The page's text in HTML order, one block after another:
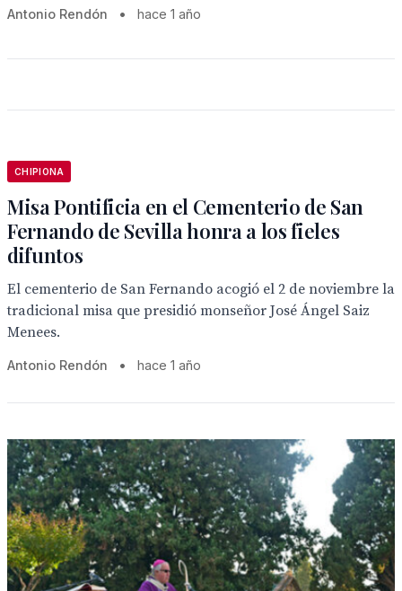
Antonio Rendón • hace 1 año
CHIPIONA
Misa Pontificia en el Cementerio de San
Fernando de Sevilla honra a los fieles
difuntos
El cementerio de San Fernando acogió el 2 de noviembre la
tradicional misa que presidió monseñor José Ángel Saiz
Menees.
Antonio Rendón • hace 1 año